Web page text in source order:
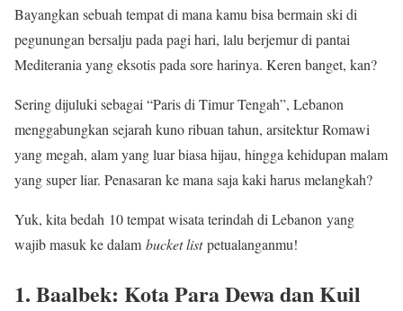
Bayangkan sebuah tempat di mana kamu bisa bermain ski di
pegunungan bersalju pada pagi hari, lalu berjemur di pantai
Mediterania yang eksotis pada sore harinya. Keren banget, kan?
Sering dijuluki sebagai “Paris di Timur Tengah”, Lebanon
menggabungkan sejarah kuno ribuan tahun, arsitektur Romawi
yang megah, alam yang luar biasa hijau, hingga kehidupan malam
yang super liar. Penasaran ke mana saja kaki harus melangkah?
Yuk, kita bedah 10 tempat wisata terindah di Lebanon yang
wajib masuk ke dalam bucket listpetualanganmu!
1. Baalbek: Kota Para Dewa dan Kuil